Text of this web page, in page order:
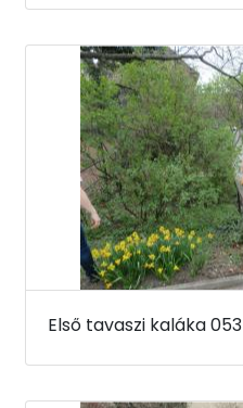
Első tavaszi kaláka 053